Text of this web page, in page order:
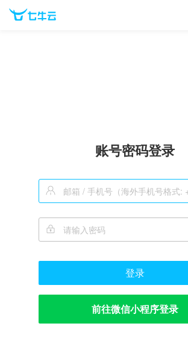
账号密码登录
登录
前往微信小程序登录